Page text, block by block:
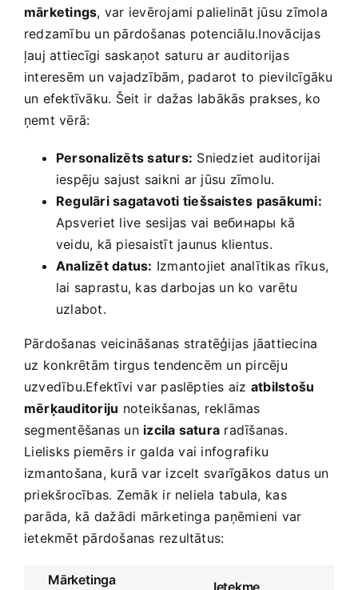
mārketings, var ievērojami palielināt jūsu zīmola
redzamību un pārdošanas potenciālu.Inovācijas
ļauj attiecīgi saskaņot saturu ar auditorijas
interesēm un vajadzībām, padarot to pievilcīgāku
un efektīvāku. Šeit ir dažas labākās prakses, ko
ņemt vērā:
Personalizēts‍ saturs: Sniedziet ⁤auditorijai
iespēju⁤ sajust saikni ar ⁣jūsu zīmolu.
Regulāri sagatavoti tiešsaistes pasākumi:
Apsveriet live sesijas vai⁤ вебинары kā
veidu, kā piesaistīt jaunus klientus.
Analizēt datus: Izmantojiet analītikas⁤ rīkus,
lai saprastu, kas darbojas un ko varētu
uzlabot.
Pārdošanas veicināšanas stratēģijas‌ jāattiecina
uz⁢ konkrētām tirgus tendencēm un pircēju
uzvedību.Efektīvi var paslēpties aiz atbilstošu
mērķauditoriju noteikšanas, reklāmas
segmentēšanas un izcila satura radīšanas.
⁤Lielisks piemērs ir galda vai infografiku
izmantošana, kurā var izcelt svarīgākos ‍datus un
priekšrocības. Zemāk⁢ ir neliela ​tabula, ⁤kas
parāda, kā⁣ dažādi mārketinga paņēmieni var
ietekmēt pārdošanas rezultātus:
Mārketinga